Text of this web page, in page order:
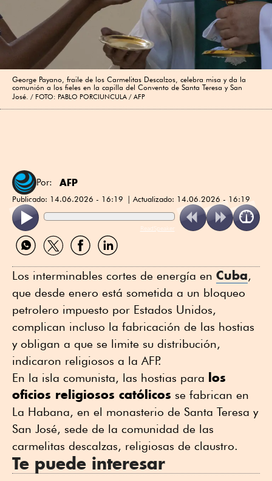
George Payano, fraile de los Carmelitas Descalzos, celebra misa y da la
comunión a los fieles en la capilla del Convento de Santa Teresa y San
José.
FOTO: PABLO PORCIUNCULA / AFP
Por: AFP
Publicado: 14.06.2026 - 16:19 Actualizado: 14.06.2026 - 16:19
ReadSpeaker
Compartir
por
Compartir
por
Compartir
por
Compartir
por
Los interminables cortes de energía en Cuba,
que desde enero está sometida a un bloqueo
petrolero impuesto por Estados Unidos,
complican incluso la fabricación de las hostias
y obligan a que se limite su distribución,
indicaron religiosos a la AFP.
En la isla comunista, las hostias para los
oficios religiosos católicos se fabrican en
La Habana, en el monasterio de Santa Teresa y
San José, sede de la comunidad de las
carmelitas descalzas, religiosas de claustro.
Te puede interesar